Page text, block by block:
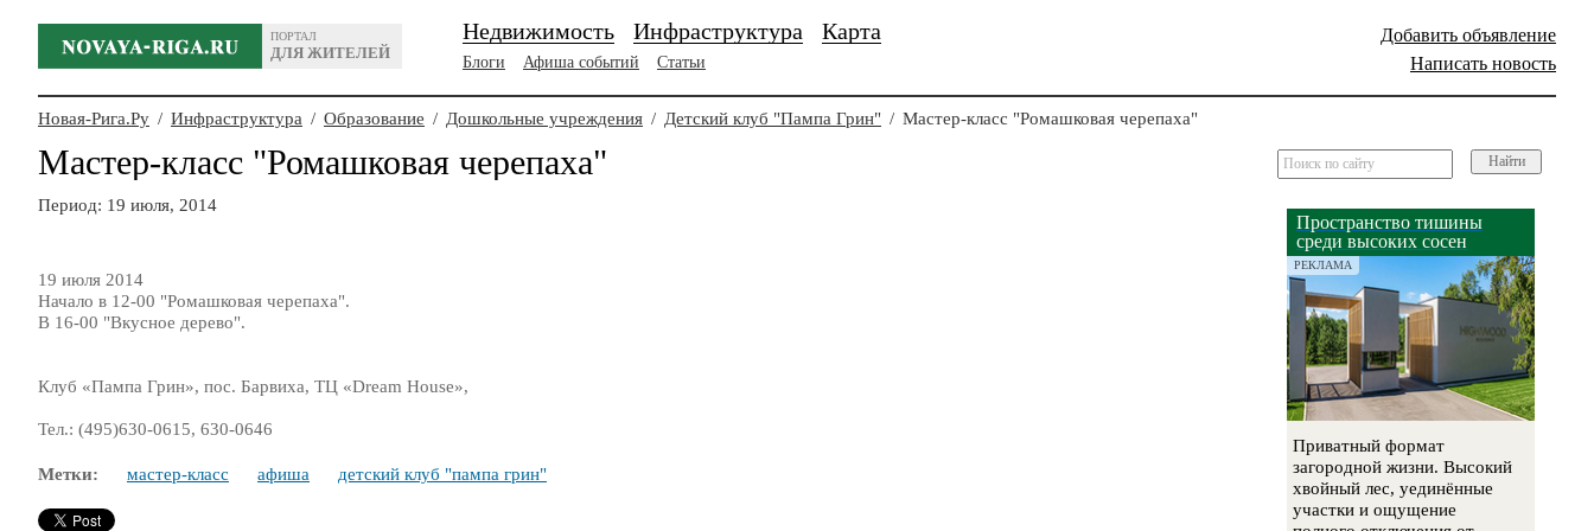
ПОРТАЛ
ДЛЯ ЖИТЕЛЕЙ
Добавить объявление
Написать новость
Недвижимость Инфраструктура Карта
Блоги Афиша событий Статьи
Новая-Рига.Ру / Инфраструктура / Образование / Дошкольные учреждения / Детский клуб "Пампа Грин" / Мастер-класс "Ромашковая черепаха"
Мастер-класс "Ромашковая черепаха"
Период: 19 июля, 2014
19 июля 2014
Начало в 12-00 "Ромашковая черепаха".
В 16-00 "Вкусное дерево".
Клуб «Пампа Грин», пос. Барвиха, ТЦ «Dream House»,
Тел.: (495)630-0615, 630-0646
Метки: мастер-класс афиша детский клуб "пампа грин"
Найти
Пространство тишины
среди высоких сосен
РЕКЛАМА
Приватный формат
загородной жизни. Высокий
хвойный лес, уединённые
участки и ощущение